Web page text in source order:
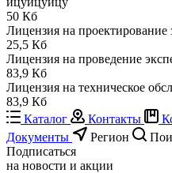
50 Кб
Лицензия на проектирование
25,5 Кб
Лицензия на проведение
83,9 Кб
Лицензия на техническое
83,9 Кб
Каталог
Контакты
Документы
Регион
Подписаться
на новости и акции